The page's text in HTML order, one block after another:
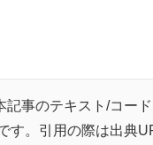
記事のテキスト/コー
す。引用の際は出典